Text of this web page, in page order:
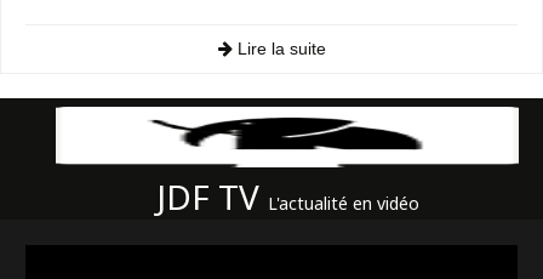
Lire la suite
JDF TV L'actualité en vidéo